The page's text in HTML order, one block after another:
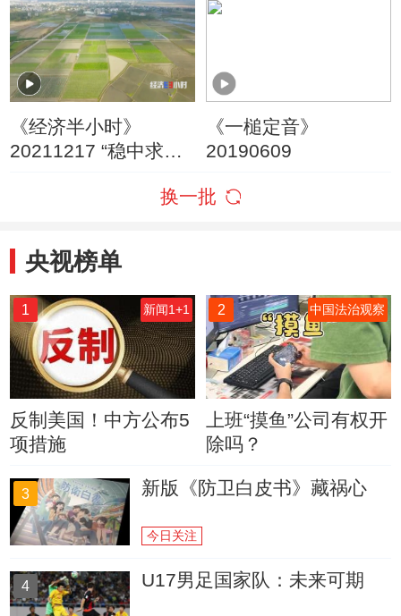
《经济半小时》
20211217 “稳中求
《一槌定音》
20190609
换一批
央视榜单
1 新闻1+1
反制美国！中方公布5
项措施
2 中国法治观察
上班“摸鱼”公司有权开
除吗？
3 新版《防卫白皮书》藏祸心
今日关注
4 U17男足国家队：未来可期